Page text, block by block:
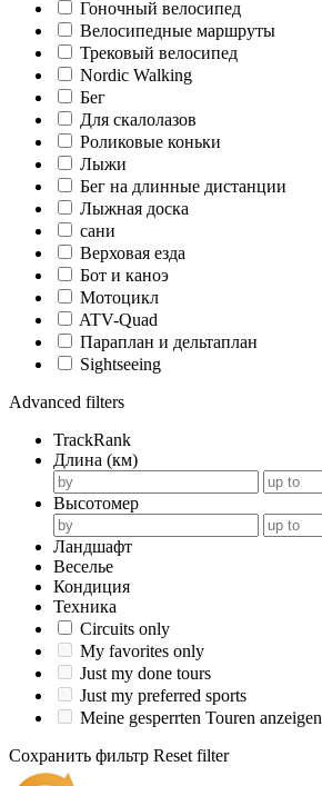
Гоночный велосипед
Велосипедные маршруты
Трековый велосипед
Nordic Walking
Бег
Для скалолазов
Роликовые коньки
Лыжи
Бег на длинные дистанции
Лыжная доска
сани
Верховая езда
Бот и каноэ
Мотоцикл
ATV-Quad
Параплан и дельтаплан
Sightseeing
Advanced filters
TrackRank
Длина (км)
Высотомер
Ландшафт
Веселье
Кондиция
Техника
Circuits only
My favorites only
Just my done tours
Just my preferred sports
Meine gesperrten Touren anzeigen
Сохранить фильтр Reset filter